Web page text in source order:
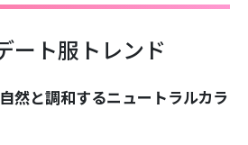
ート服トレンド
自然と調和するニュートラルカラ